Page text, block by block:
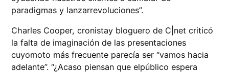
paradigmas y lanzarrevoluciones”.
Charles Cooper, cronistay bloguero de C|net criticó
la falta de imaginación de las presentaciones
cuyomoto más frecuente parecía ser “vamos hacia
adelante”. “¿Acaso piensan que elpúblico espera